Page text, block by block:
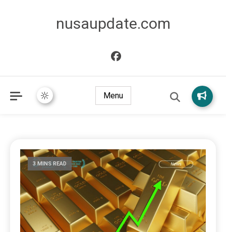
nusaupdate.com
Menu
3 MINS READ